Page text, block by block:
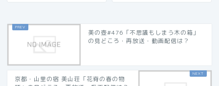
美の壺#476「不思議もしまう木の箱」
の見どころ・再放送・動画配信は？
京都・山里の宿 美山荘「花脊の春の物